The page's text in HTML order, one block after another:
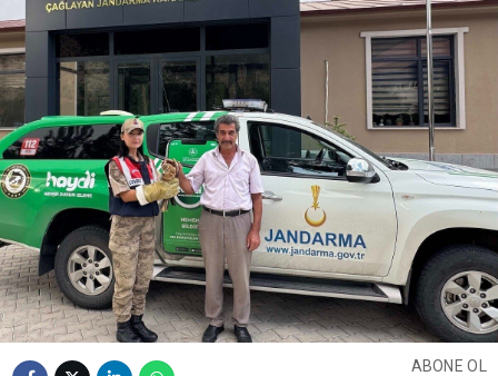
ABONE OL